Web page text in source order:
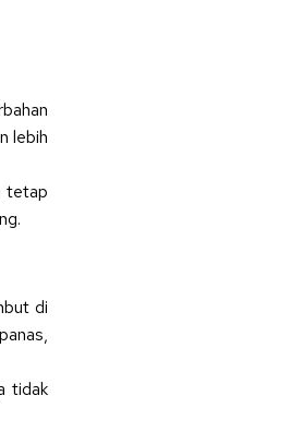
lebih
tetap
di
tidak